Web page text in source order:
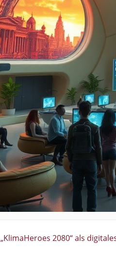
„KlimaHeroes 2080“ als